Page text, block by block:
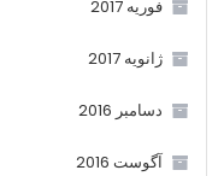
فوریه 2017
ژانویه 2017
دسامبر 2016
آگوست 2016